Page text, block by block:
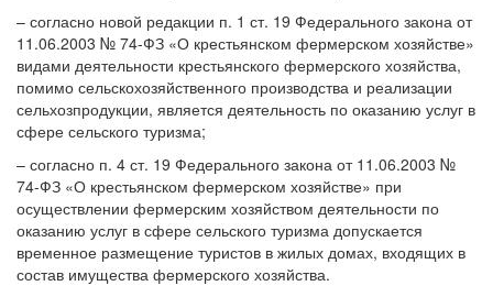
– согласно новой редакции п. 1 ст. 19 Федерального закона от
11.06.2003 № 74-ФЗ «О крестьянском фермерском хозяйстве»
видами деятельности крестьянского фермерского хозяйства,
помимо сельскохозяйственного производства и реализации
сельхозпродукции, является деятельность по оказанию услуг в
сфере сельского туризма;
– согласно п. 4 ст. 19 Федерального закона от 11.06.2003 №
74-ФЗ «О крестьянском фермерском хозяйстве» при
осуществлении фермерским хозяйством деятельности по
оказанию услуг в сфере сельского туризма допускается
временное размещение туристов в жилых домах, входящих в
состав имущества фермерского хозяйства.